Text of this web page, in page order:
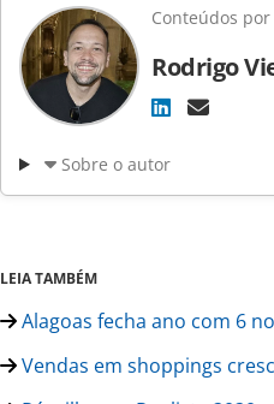
Conteúdos por
Rodrigo
Sobre o autor
LEIA TAMBÉM
Alagoas fecha ano com 6
Vendas em shoppings